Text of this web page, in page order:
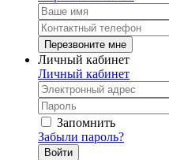
Перезвоните мне
Личный кабинет
Личный кабинет
Запомнить
Забыли пароль?
Войти